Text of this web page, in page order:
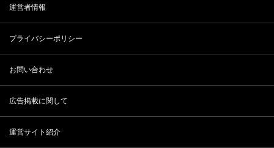
運営者情報
プライバシーポリシー
お問い合わせ
広告掲載に関して
運営サイト紹介